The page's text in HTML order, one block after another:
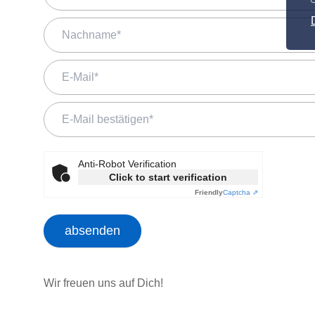
Anti-Robot Verification
Click to start verification
FriendlyCaptcha ⇗
absenden
Wir freuen uns auf Dich!